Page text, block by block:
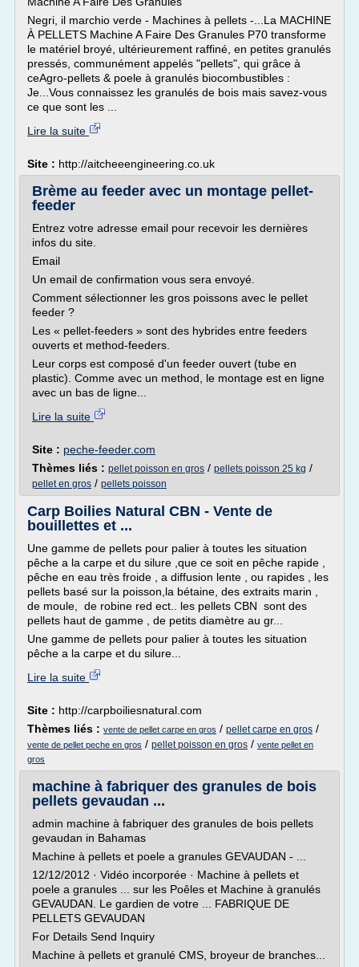
Negri, il marchio verde - Machines à pellets -...La MACHINE
À PELLETS Machine A Faire Des Granules P70 transforme
le matériel broyé, ultérieurement raffiné, en petites granulés
pressés, communément appelés "pellets", qui grâce à
ceAgro-pellets & poele à granulés biocombustibles :
Je...Vous connaissez les granulés de bois mais savez-vous
ce que sont les ...
Lire la suite
Site : http://aitcheeengineering.co.uk
Brème au feeder avec un montage pellet-
feeder
Entrez votre adresse email pour recevoir les dernières
infos du site.
Email
Un email de confirmation vous sera envoyé.
Comment sélectionner les gros poissons avec le pellet
feeder ?
Les « pellet-feeders » sont des hybrides entre feeders
ouverts et method-feeders.
Leur corps est composé d'un feeder ouvert (tube en
plastic). Comme avec un method, le montage est en ligne
avec un bas de ligne...
Lire la suite
Site : peche-feeder.com
Thèmes liés : pellet poisson en gros / pellets poisson 25 kg /
pellet en gros / pellets poisson
Carp Boilies Natural CBN - Vente de
bouillettes et ...
Une gamme de pellets pour palier à toutes les situation
pêche a la carpe et du silure ,que ce soit en pêche rapide ,
pêche en eau très froide , a diffusion lente , ou rapides , les
pellets basé sur la poisson,la bétaine, des extraits marin ,
de moule, de robine red ect.. les pellets CBN sont des
pellets haut de gamme , de petits diamètre au gr...
Une gamme de pellets pour palier à toutes les situation
pêche a la carpe et du silure...
Lire la suite
Site : http://carpboiliesnatural.com
Thèmes liés : vente de pellet carpe en gros / pellet carpe en gros /
vente de pellet peche en gros / pellet poisson en gros / vente pellet en
gros
machine à fabriquer des granules de bois
pellets gevaudan ...
admin machine à fabriquer des granules de bois pellets
gevaudan in Bahamas
Machine à pellets et poele a granules GEVAUDAN - ...
12/12/2012 · Vidéo incorporée · Machine à pellets et
poele a granules ... sur les Poêles et Machine à granulés
GEVAUDAN. Le gardien de votre ... FABRIQUE DE
PELLETS GEVAUDAN
For Details Send Inquiry
Machine à pellets et granulé CMS, broyeur de branches...